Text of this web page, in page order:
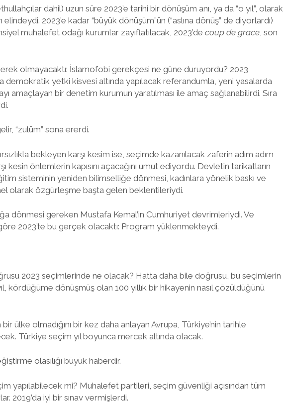
dahil) uzun süre 2023’e tarihi bir dönüşüm anı, ya da “o yıl”, olarak
elindeydi. 2023’e kadar “büyük dönüşüm”ün (“aslına dönüş” de diyorlardı)
muhalefet odağı kurumlar zayıflatılacak, 2023’de coup de grace, son
olmayacaktı: İslamofobi gerekçesi ne güne duruyordu? 2023
demokratik yetki kisvesi altında yapılacak referandumla, yeni yasalarda
amaçlayan bir denetim kurumun yaratılması ile amaç sağlanabilirdi. Sıra
“zulüm” sona ererdi.
bekleyen karşı kesim ise, seçimde kazanılacak zaferin adım adım
kesin önlemlerin kapısını açacağını umut ediyordu. Devletin tarikatların
sisteminin yeniden bilimselliğe dönmesi, kadınlara yönelik baskı ve
olarak özgürleşme başta gelen beklentileriydi.
dönmesi gereken Mustafa Kemal’in Cumhuriyet devrimleriydi. Ve
2023’te bu gerçek olacaktı: Program yüklenmekteydi.
2023 seçimlerinde ne olacak? Hatta daha bile doğrusu, bu seçimlerin
kördüğüme dönüşmüş olan 100 yıllık bir hikayenin nasıl çözüldüğünü
bir ülke olmadığını bir kez daha anlayan Avrupa, Türkiye’nin tarihle
Türkiye seçim yıl boyunca mercek altında olacak.
olasılığı büyük haberdir.
yapılabilecek mi? Muhalefet partileri, seçim güvenliği açısından tüm
2019’da iyi bir sınav vermişlerdi.